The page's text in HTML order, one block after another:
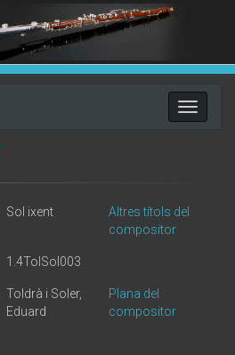
Toggle
Sol ixent
Altres títols del
compositor
1.4TolSol003
Toldrà i Soler,
Eduard
Plana del
compositor